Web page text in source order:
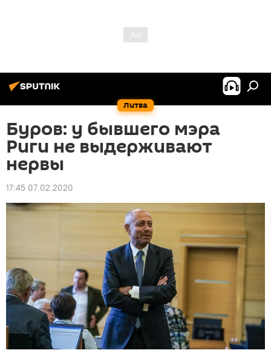
Литва
Буров: у бывшего мэра
Риги не выдерживают
нервы
17:45 07.02.2020